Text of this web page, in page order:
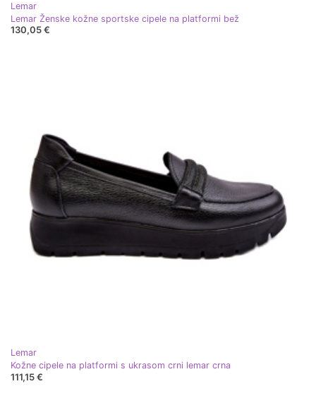
Lemar
Lemar Ženske kožne sportske cipele na platformi bež
130,05 €
Lemar
Kožne cipele na platformi s ukrasom crni lemar crna
111,15 €